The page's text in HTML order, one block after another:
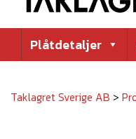
Plåtdetaljer
Taklagret Sverige AB >